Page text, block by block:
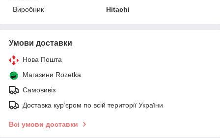
Виробник
Hitachi
Умови доставки
Нова Пошта
Магазини Rozetka
Самовивіз
Доставка кур’єром по всій території України
Всі умови доставки